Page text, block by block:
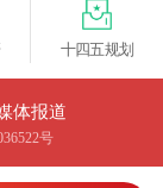
十四五规划
体报道
号